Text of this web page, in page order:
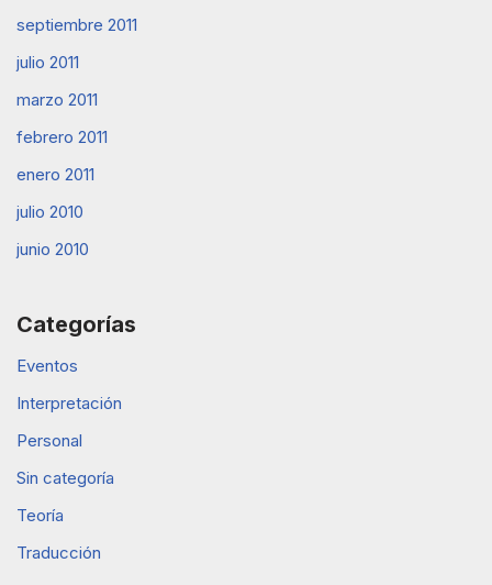
septiembre 2011
julio 2011
marzo 2011
febrero 2011
enero 2011
julio 2010
junio 2010
Categorías
Eventos
Interpretación
Personal
Sin categoría
Teoría
Traducción